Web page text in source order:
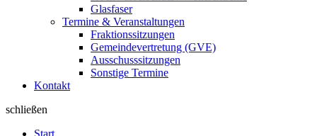
Glasfaser
Termine & Veranstaltungen
Fraktionssitzungen
Gemeindevertretung (GVE)
Ausschusssitzungen
Sonstige Termine
Kontakt
schließen
Start